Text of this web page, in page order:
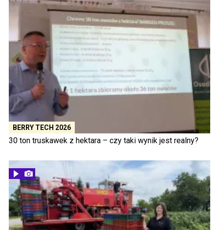
BERRY TECH 2026
30 ton truskawek z hektara – czy taki wynik jest realny?